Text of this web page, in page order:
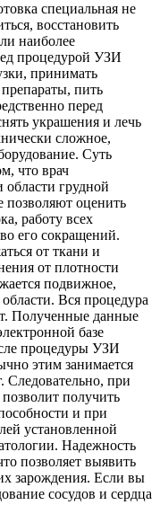
специальная не
восстановить
наиболее
процедурой УЗИ
принимать
пить
перед
украшения и лечь
сложное,
Суть
что врач
области грудной
позволяют оценить
работу всех
его сокращений.
от ткани и
от плотности
подвижное,
Вся процедура
Полученные данные
базе
процедуры УЗИ
этим занимается
Следовательно, при
получить
и при
установленной
Надежность
позволяет выявить
зарождения. Если вы
сосудов и сердца